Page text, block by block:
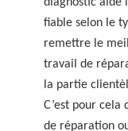
fiable selon le
remettre le
travail de
la partie
C’est pour cela
de réparation